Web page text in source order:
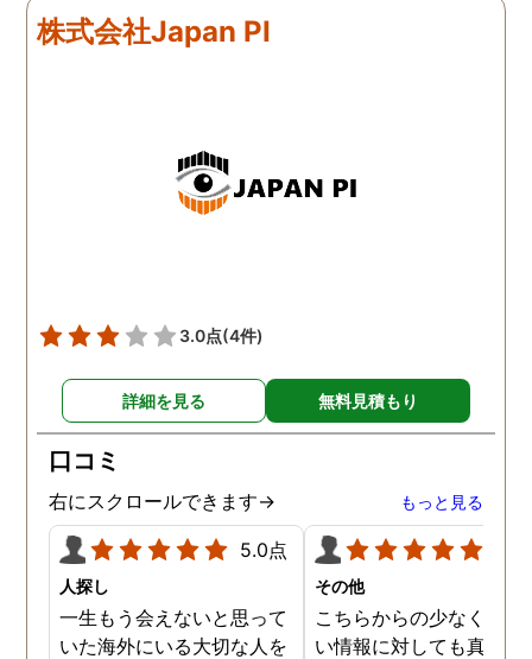
は、仕事も丁寧で調査内
株式会社Japan PI
3.0点(4件)
詳細を見る 無料見積もり
口コミ
右にスクロールできます→ もっと見る
5.0点
人探し
一生もう会えないと思って
いた海外にいる大切な人を
その他
こちらからの少なくまた
い情報に対しても真摯に